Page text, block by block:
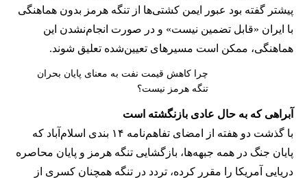
پیشتر گفته بود عبور ایمن کشتی‌ها از تنگه هرمز بدون هماهنگی
با ایران «قابل تضمین نیست» و در صورت انجام‌نشدن این
هماهنگی، ممکن است مسیرهای تعیین‌شده تعلیق شوند.
چرا کاهش قیمت نفت به معنای پایان بحران
تنگه هرمز نیست؟
آبراهی که به حال عادی بازنگشته است
با گذشت دو هفته از امضای تفاهم‌نامه ۱۴ بندی اسلام‌آباد که
پایان جنگ در همه جبهه‌ها، بازگشایی تنگه هرمز و پایان محاصره
دریایی آمریکا را مقرر کرده، تردد در تنگه همچنان کسری از